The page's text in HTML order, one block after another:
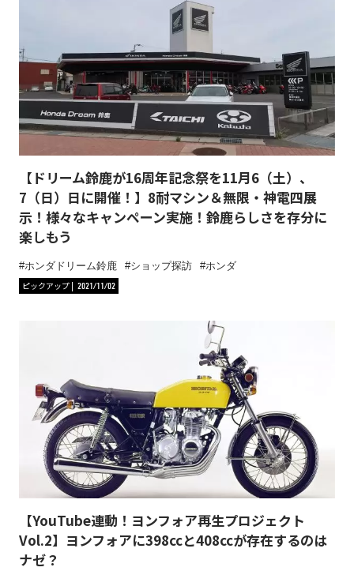
【ドリーム鈴鹿が16周年記念祭を11月6（土）、
7（日）日に開催！】8耐マシン＆無限・神電四展
示！様々なキャンペーン実施！鈴鹿らしさを存分に
楽しもう
ホンダドリーム鈴鹿 ショップ探訪
ホンダ
ピックアップ
2021/11/02
【YouTube連動！ヨンフォア再生プロジェクト
Vol.2】ヨンフォアに398ccと408ccが存在するのは
ナゼ？